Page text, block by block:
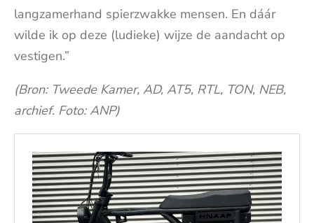
langzamerhand spierzwakke mensen. En dáár
wilde ik op deze (ludieke) wijze de aandacht op
vestigen.”
(Bron: Tweede Kamer, AD, AT5, RTL, TON, NEB,
archief. Foto: ANP)